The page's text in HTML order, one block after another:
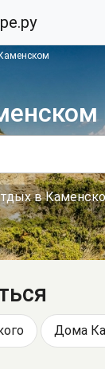
в
Дома